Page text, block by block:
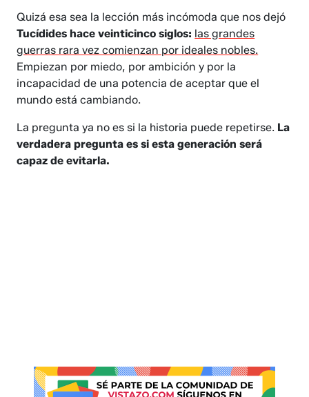
Quizá esa sea la lección más incómoda que nos dejó
Tucídides hace veinticinco siglos: las grandes
guerras rara vez comienzan por ideales nobles.
Empiezan por miedo, por ambición y por la
incapacidad de una potencia de aceptar que el
mundo está cambiando.
La pregunta ya no es si la historia puede repetirse. La
verdadera pregunta es si esta generación será
capaz de evitarla.